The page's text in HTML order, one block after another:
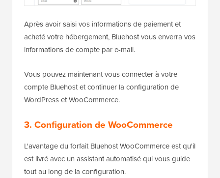
Après avoir saisi vos informations de paiement et
acheté votre hébergement, Bluehost vous enverra vos
informations de compte par e-mail.
Vous pouvez maintenant vous connecter à votre
compte Bluehost et continuer la configuration de
WordPress et WooCommerce.
3. Configuration de WooCommerce
L'avantage du forfait Bluehost WooCommerce est qu'il
est livré avec un assistant automatisé qui vous guide
tout au long de la configuration.